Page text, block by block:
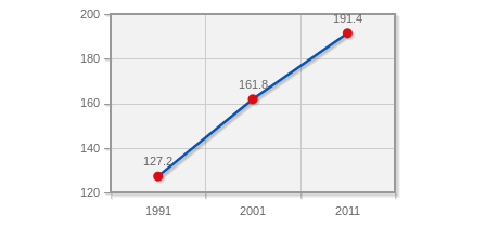
1991 2001 2011
120
140
160
180
200 191.4
161.8
127.2